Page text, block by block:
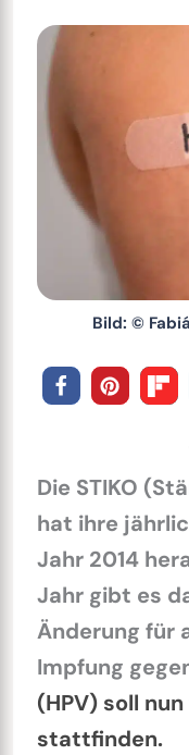
Bild: ©
Die STIKO
hat ihre
Jahr 2014
Jahr gibt es
Änderung für
Impfung
(HPV) soll
stattfinden.